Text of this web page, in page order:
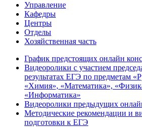
Управление
Кафедры
Центры
Отделы
Хозяйственная часть
График предстоящих онлайн
Видеоролики с участием
результатах ЕГЭ по предметам
«Химия», «Математика»,
«Информатика»
Видеоролики предыдущих
Методические рекомендации и
подготовки к ЕГЭ